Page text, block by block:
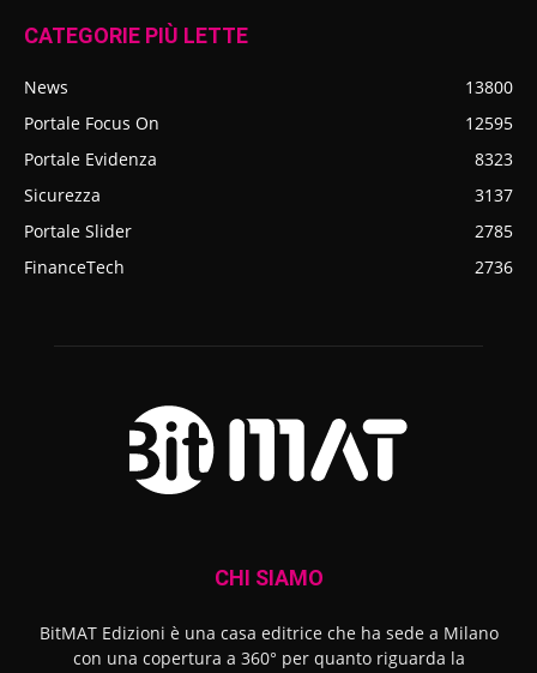
CATEGORIE PIÙ LETTE
News
13800
Portale Focus On
12595
Portale Evidenza
8323
Sicurezza
3137
Portale Slider
2785
FinanceTech
2736
CHI SIAMO
BitMAT Edizioni è una casa editrice che ha sede a Milano
con una copertura a 360° per quanto riguarda la